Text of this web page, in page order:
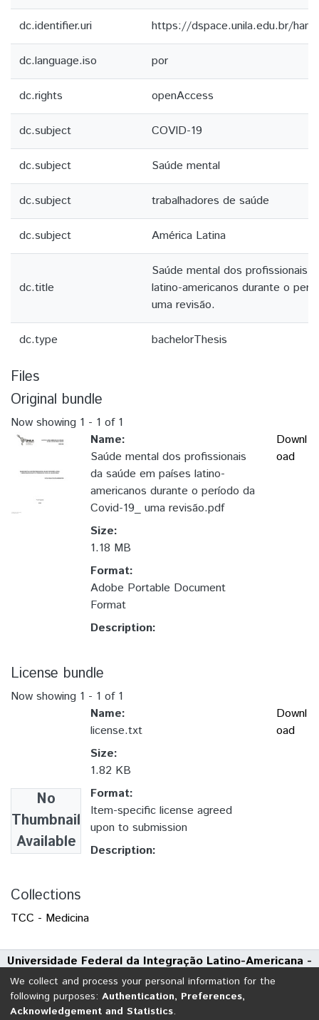
dc.identifier.uri https://dspace.unila.edu.br/
dc.language.iso por
dc.rights openAccess
dc.subject COVID-19
dc.subject Saúde mental
dc.subject trabalhadores de saúde
dc.subject América Latina
dc.title
Saúde mental dos profissionais
latino-americanos durante o
uma revisão.
dc.type bachelorThesis
Files
Original bundle
Now showing 1 - 1 of 1
Name:
Saúde mental dos profissionais
da saúde em países latino-
americanos durante o período da
Covid-19_ uma revisão.pdf
Size:
1.18 MB
Format:
Adobe Portable Document
Format
Description:
Downl
oad
License bundle
Now showing 1 - 1 of 1
No
Thumbnail
Available
Name:
license.txt
Size:
1.82 KB
Format:
Item-specific license agreed
upon to submission
Description:
Downl
oad
Collections
TCC - Medicina
Universidade Federal da Integração Latino-Americana -
UNILA
Avenida Tarquínio Joslin dos Santos, 1000 - Polo Universitário
CEP: 85870-650 | Foz do Iguaçu - Paraná
We collect and process your personal information for the
following purposes: Authentication, Preferences,
Acknowledgement and Statistics.